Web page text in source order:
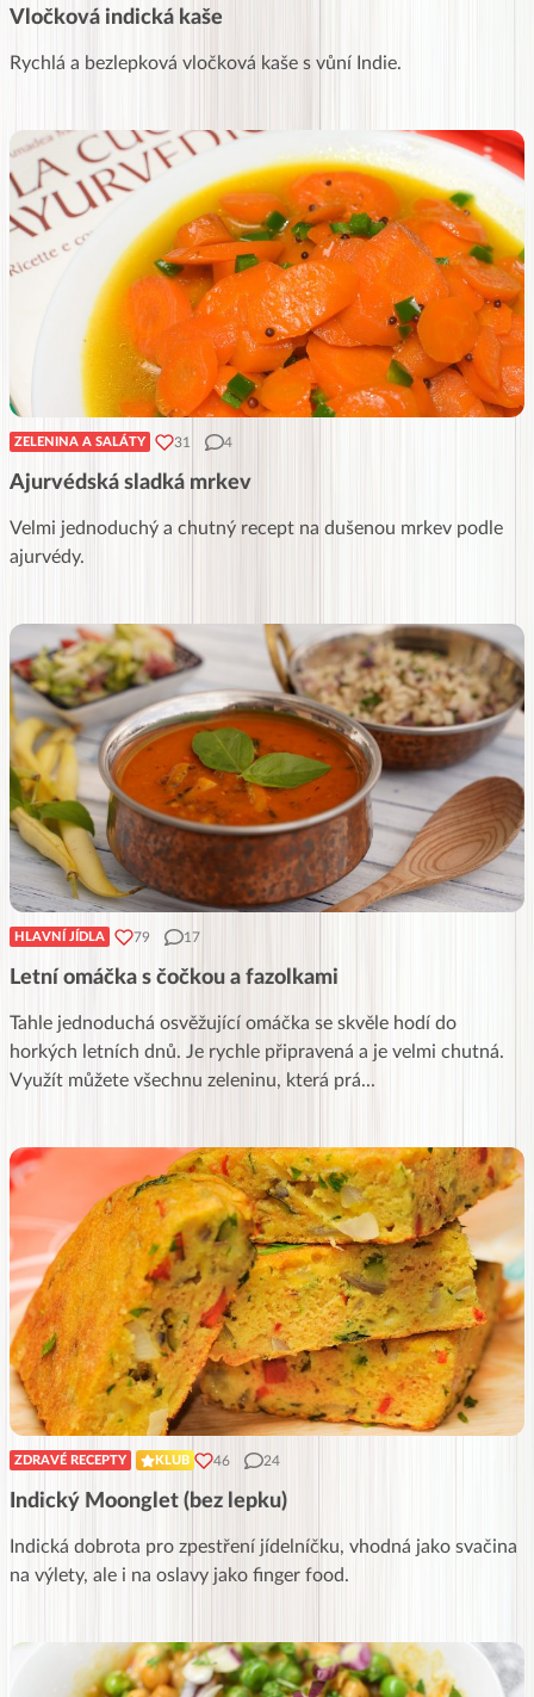
Vločková indická kaše
Rychlá a bezlepková vločková kaše s vůní Indie.
ZELENINA A SALÁTY 31 4
Ajurvédská sladká mrkev
Velmi jednoduchý a chutný recept na dušenou mrkev podle
ajurvédy.
HLAVNÍ JÍDLA 79 17
Letní omáčka s čočkou a fazolkami
Tahle jednoduchá osvěžující omáčka se skvěle hodí do
horkých letních dnů. Je rychle připravená a je velmi chutná.
Využít můžete všechnu zeleninu, která prá...
ZDRAVÉ RECEPTY KLUB 46 24
Indický Moonglet (bez lepku)
Indická dobrota pro zpestření jídelníčku, vhodná jako svačina
na výlety, ale i na oslavy jako finger food.